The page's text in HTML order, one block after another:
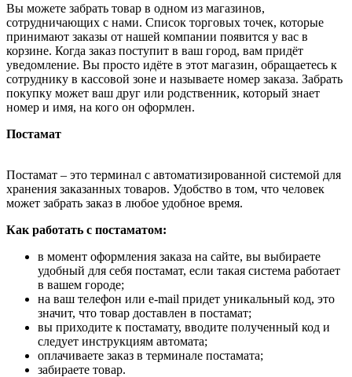
Вы можете забрать товар в одном из магазинов,
сотрудничающих с нами. Список торговых точек, которые
принимают заказы от нашей компании появится у вас в
корзине. Когда заказ поступит в ваш город, вам придёт
уведомление. Вы просто идёте в этот магазин, обращаетесь к
сотруднику в кассовой зоне и называете номер заказа. Забрать
покупку может ваш друг или родственник, который знает
номер и имя, на кого он оформлен.
Постамат
Постамат – это терминал с автоматизированной системой для
хранения заказанных товаров. Удобство в том, что человек
может забрать заказ в любое удобное время.
Как работать с постаматом:
в момент оформления заказа на сайте, вы выбираете
удобный для себя постамат, если такая система работает
в вашем городе;
на ваш телефон или e-mail придет уникальный код, это
значит, что товар доставлен в постамат;
вы приходите к постамату, вводите полученный код и
следует инструкциям автомата;
оплачиваете заказ в терминале постамата;
забираете товар.